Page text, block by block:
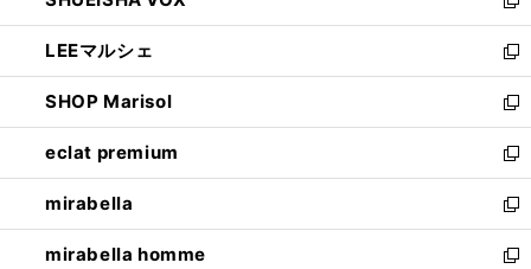
開
く
ウ
で
開
く
ン
ド
ウ
で
開
く
ウ
ィ
ン
ド
ウ
で
開
く
新
し
い
ウ
ィ
ン
ド
ウ
で
開
く
LEEマルシェ
新
し
い
ウ
ィ
ン
ド
ウ
で
SHOP Marisol
新
し
い
ウ
ィ
ン
ド
eclat premium
新
し
い
ウ
ィ
mirabella
新
し
い
mirabella homme
新